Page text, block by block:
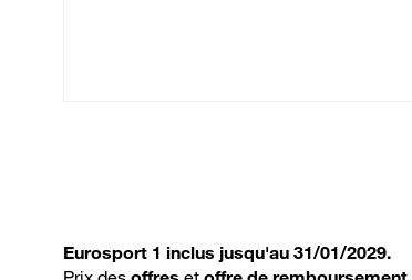
Eurosport 1 inclus jusqu'au 31/01/2029.